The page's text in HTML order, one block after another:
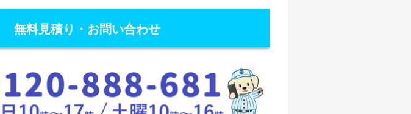
無料見積り・お問い合わせ